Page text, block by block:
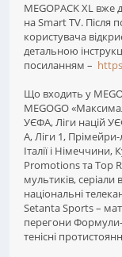
MEGOPACK XL вже
на Smart TV. Після
користувача
детальною
посиланням –
Що входить у
MEGOGO
УЄФА, Ліги націй
А, Ліги 1, Прімейри-
Італії і Німеччини,
Promotions та Top
мультиків, серіали
національні
Setanta Sports –
перегони Формули-
тенісні